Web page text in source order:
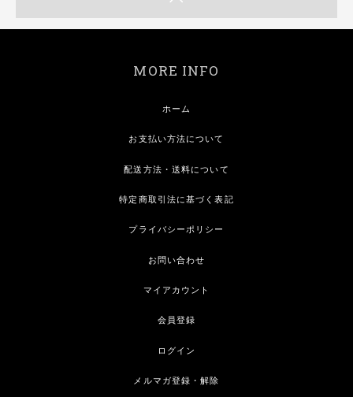
MORE INFO
ホーム
お支払い方法について
配送方法・送料について
特定商取引法に基づく表記
プライバシーポリシー
お問い合わせ
マイアカウント
会員登録
ログイン
メルマガ登録・解除